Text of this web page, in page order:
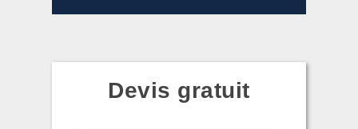
Devis gratuit